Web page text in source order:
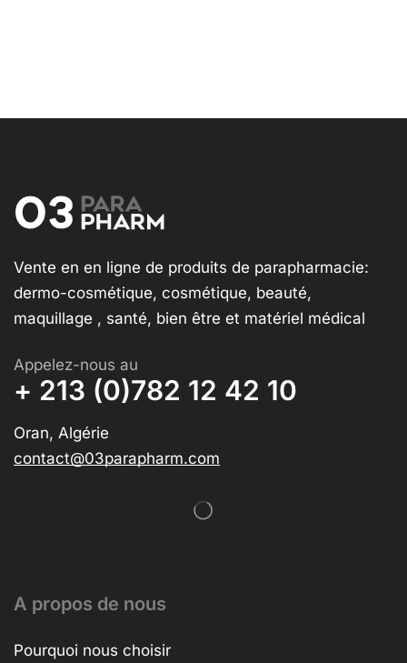
Vente en en ligne de produits de parapharmacie:
dermo-cosmétique, cosmétique, beauté,
maquillage , santé, bien être et matériel médical
Appelez-nous au
+ 213 (0)782 12 42 10
Oran, Algérie
contact@03parapharm.com
A propos de nous
Pourquoi nous choisir